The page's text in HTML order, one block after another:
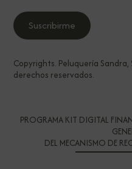
Copyrights. Peluquería Sandra,
derechos reservados.
PROGRAMA KIT DIGITAL
DEL MECANISMO DE